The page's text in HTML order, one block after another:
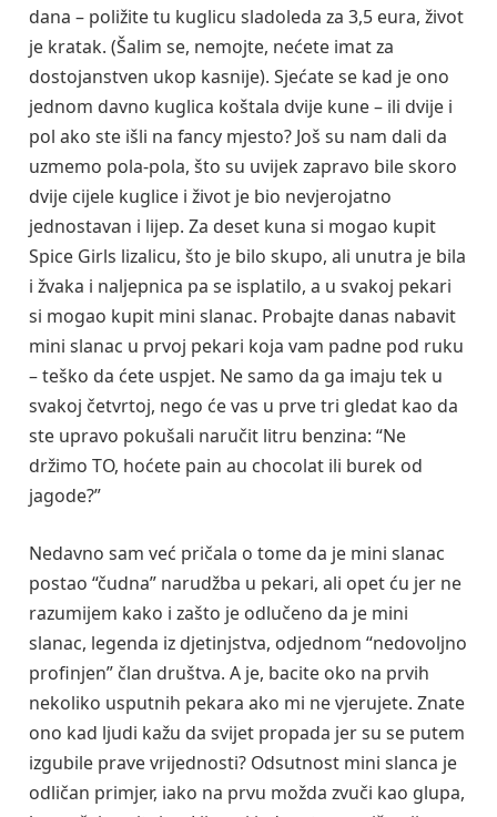
dana – poližite tu kuglicu sladoleda za 3,5 eura, život
je kratak. (Šalim se, nemojte, nećete imat za
dostojanstven ukop kasnije). Sjećate se kad je ono
jednom davno kuglica koštala dvije kune – ili dvije i
pol ako ste išli na fancy mjesto? Još su nam dali da
uzmemo pola-pola, što su uvijek zapravo bile skoro
dvije cijele kuglice i život je bio nevjerojatno
jednostavan i lijep. Za deset kuna si mogao kupit
Spice Girls lizalicu, što je bilo skupo, ali unutra je bila
i žvaka i naljepnica pa se isplatilo, a u svakoj pekari
si mogao kupit mini slanac. Probajte danas nabavit
mini slanac u prvoj pekari koja vam padne pod ruku
– teško da ćete uspjet. Ne samo da ga imaju tek u
svakoj četvrtoj, nego će vas u prve tri gledat kao da
ste upravo pokušali naručit litru benzina: “Ne
držimo TO, hoćete pain au chocolat ili burek od
jagode?”
Nedavno sam već pričala o tome da je mini slanac
postao “čudna” narudžba u pekari, ali opet ću jer ne
razumijem kako i zašto je odlučeno da je mini
slanac, legenda iz djetinjstva, odjednom “nedovoljno
profinjen” član društva. A je, bacite oko na prvih
nekoliko usputnih pekara ako mi ne vjerujete. Znate
ono kad ljudi kažu da svijet propada jer su se putem
izgubile prave vrijednosti? Odsutnost mini slanca je
odličan primjer, iako na prvu možda zvuči kao glupa,